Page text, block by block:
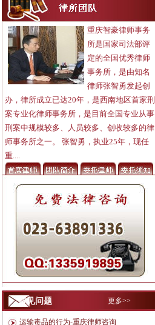
重庆智豪律师事务
所是国家司法部评
定的全国优秀律师
事务所，是由知名
律师张智勇发起创
办，律所成立已达20年，是西南地区首家刑
案专业化律师事务所，是目前全国专业从事
刑案中规模较多、人员较多、创收较多的律
师事务所之一。 张智勇，执业25年，现任
重....
常见问题 更多>>
运输毒品的行为-重庆律师咨询